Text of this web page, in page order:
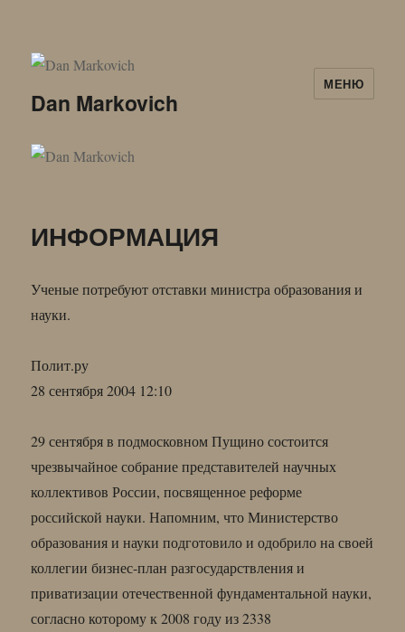
Dan Markovich
МЕНЮ
ИНФОРМАЦИЯ
Ученые потребуют отставки министра образования и
науки.
Полит.ру
28 сентября 2004 12:10
29 сентября в подмосковном Пущино состоится
чрезвычайное собрание представителей научных
коллективов России, посвященное реформе
российской науки. Напомним, что Министерство
образования и науки подготовило и одобрило на своей
коллегии бизнес-план разгосударствления и
приватизации отечественной фундаментальной науки,
согласно которому к 2008 году из 2338